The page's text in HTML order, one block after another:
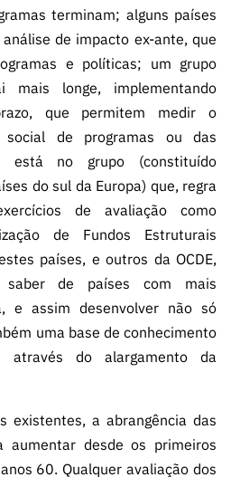
terminam; alguns países
de impacto ex-ante, que
e políticas; um grupo
longe, implementando
que permitem medir o
social de programas ou das
está no grupo (constituído
do sul da Europa) que, regra
de avaliação como
de Fundos Estruturais
países, e outros da OCDE,
saber de países com mais
e assim desenvolver não só
uma base de conhecimento
através do alargamento da
existentes, a abrangência das
aumentar desde os primeiros
60. Qualquer avaliação dos